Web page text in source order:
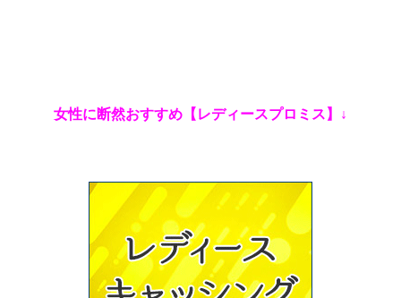
女性に断然おすすめ【レディースプロミス】↓